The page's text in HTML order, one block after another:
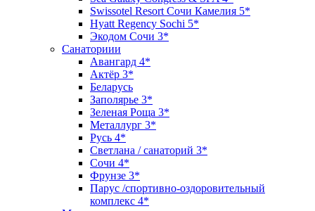
Swissotel Resort Сочи Камелия 5*
Hyatt Regency Sochi 5*
Экодом Сочи 3*
Санаториии
Авангард 4*
Актёр 3*
Беларусь
Заполярье 3*
Зеленая Роща 3*
Металлург 3*
Русь 4*
Светлана / санаторий 3*
Сочи 4*
Фрунзе 3*
Парус /спортивно-оздоровительный
комплекс 4*